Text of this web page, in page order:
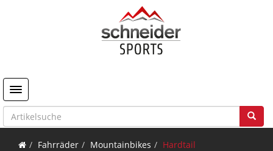
Toggle navigation
Fahrräder Mountainbikes Hardtail